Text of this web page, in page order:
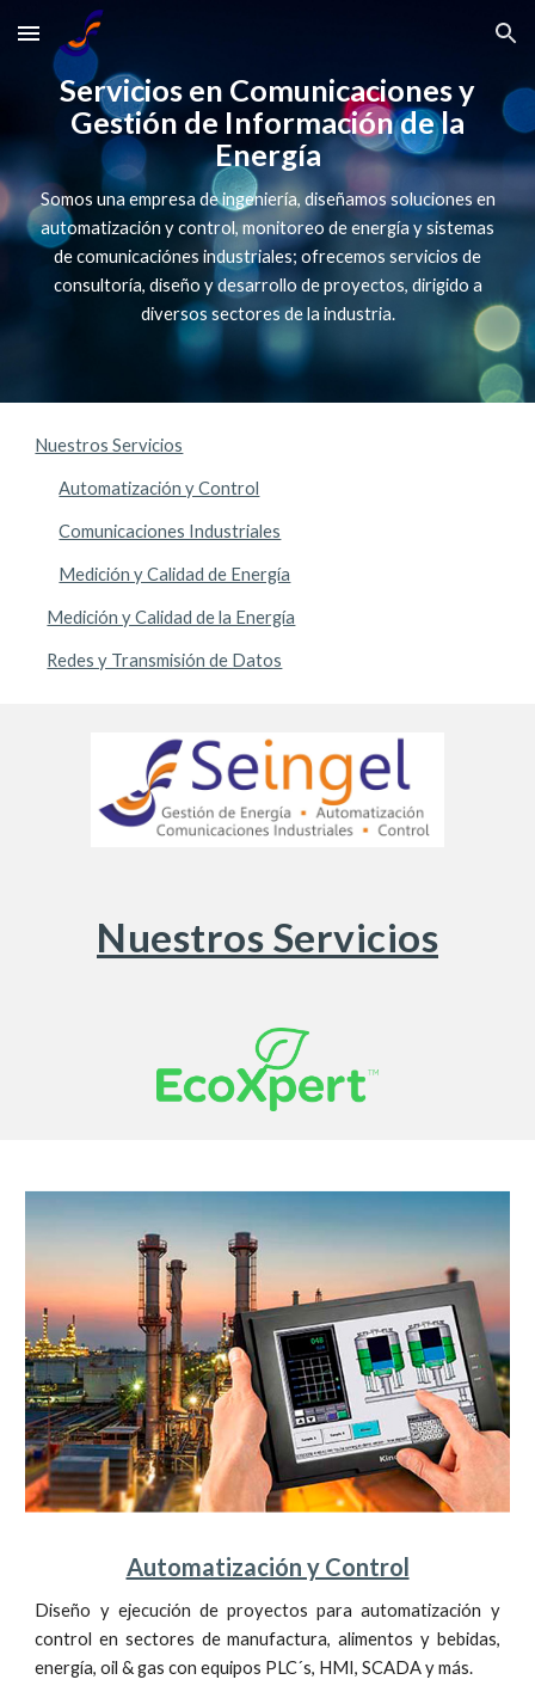
Skip to main content Skip to navigation
Servicios en Comunicaciones y
Gestión de Información de la
Energía
Somos una empresa de ingeniería, diseñamos soluciones en
automatización y control, monitoreo de energía y sistemas
de comunicaciónes industriales; ofrecemos servicios de
consultoría, diseño y desarrollo de proyectos, dirigido a
diversos sectores de la industria.
Nuestros Servicios
Automatización y Control
Comunicaciones Industriales
Medición y Calidad de Energía
Medición y Calidad de la Energía
Redes y Transmisión de Datos
Nuestros Servicios
Automatización y Control
Diseño y ejecución de proyectos para automatización y
control en sectores de manufactura, alimentos y bebidas,
energía, oil & gas con equipos PLC´s, HMI, SCADA y más.